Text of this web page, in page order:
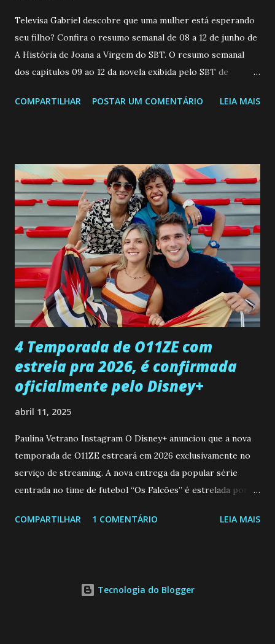
Televisa Gabriel descobre que uma mulher está esperando
seu filho? Confira o resumo semanal de 08 a 12 de junho de
A História de Joana a Virgem do SBT. O resumo semanal
dos capitulos 09 ao 12 da novela exibida pelo SBT de
a Programação Semanal do SBT de 08/06/26 a 14/06/26
confessa a Gabriel que ele demonstrou ser o tipo de
pessoa que ela tanto desejou durante toda a vida. Camila
entra no quarto de Gabriel e imagina como seria o
encontro deles, quando conseguir seduzi-lo. Manuel avisa a
Paula sobre a suposta infidelidade de Gabriel com Joana.
Rogerio consegue se livrar de todas as suspeitas pelo
desaparecimento de Francisco, apontando que ele poderia
ter sido vítima da fúria de Gabriel. Artur informa a Gabriel
que a clínica inseminou por engano outra paciente, que está
...
COMPARTILHAR POSTAR UM COMENTÁRIO LEIA MAIS
4 Temporada de O11ZE com
estreia pra 2026, é confirmada
oficialmente pelo Disney+
abril 11, 2025
Paulina Vetrano Instagram O Disney+ anunciou que a nova
temporada de O11ZE estreará em 2026 exclusivamente no
serviço de streaming. A nova entrega da popular série
centrada no time de futebol “Os Falcões” é estrelada por
Brum (Dedé), que voltam a interpretar seus personagens
atleta Sergio “Kun” Agüero, além de outras figuras de
COMPARTILHAR 1 COMENTÁRIO LEIA MAIS
Tecnologia do Blogger